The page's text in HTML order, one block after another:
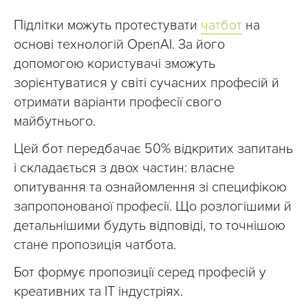
Підлітки можуть протестувати чатбот на
основі технологій OpenAI. За його
допомогою користувачі зможуть
зорієнтуватися у світі сучасних професій й
отримати варіанти професії свого
майбутнього.
Цей бот передбачає 50% відкритих запитань
і складається з двох частин: власне
опитування та ознайомлення зі специфікою
запропонованої професії. Що розлогішими й
детальнішими будуть відповіді, то точнішою
стане пропозиція чатбота.
Бот формує пропозиції серед професій у
креативних та ІТ індустріях.